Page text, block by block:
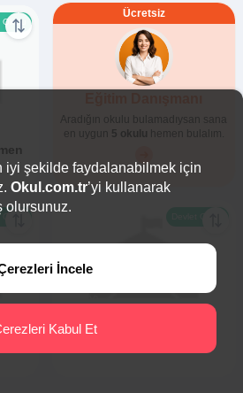
Ücretsiz
Aradığın okulu bulamadıysan sana
en uygun 5 okulu hemen bulalım.
Okulu
Ayaş / Dervişimam Mah.
iyi şekilde faydalanabilmek için
Okul.com.tr’yi kullanarak
olursunuz.
İncele
Kabul Et